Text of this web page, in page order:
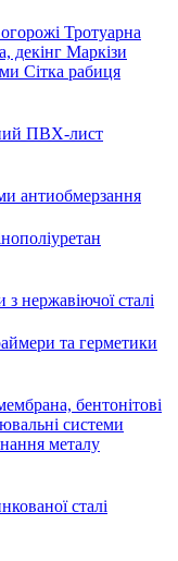
Тротуарна
декінг Маркізи
Сітка рабиця
ПВХ-лист
антиобмерзання
з нержавіючої сталі
та герметики
бентонітові
системи
металу
сталі